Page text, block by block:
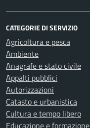
CATEGORIE DI SERVIZIO
Agricoltura e pesca
Ambiente
Anagrafe e stato civile
Appalti pubblici
Autorizzazioni
Catasto e urbanistica
Cultura e tempo libero
Educazione e formazione